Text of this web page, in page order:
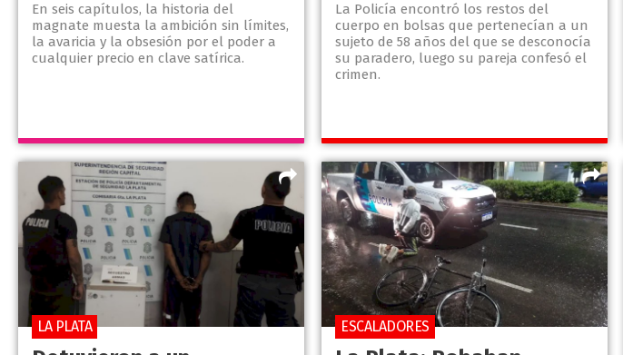
En seis capítulos, la historia del
magnate muesta la ambición sin límites,
la avaricia y la obsesión por el poder a
cualquier precio en clave satírica.
La Policía encontró los restos del
cuerpo en bolsas que pertenecían a un
sujeto de 58 años del que se desconocía
su paradero, luego su pareja confesó el
crimen.
LA PLATA ESCALADORES